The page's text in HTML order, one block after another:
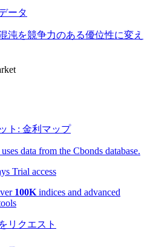
ータ
沌を競争力のある優位性に変え
ト: 金利マップ
data from the Cbonds database.
Trial access
100K indices and advanced
リクエスト